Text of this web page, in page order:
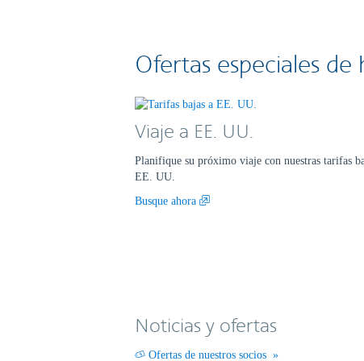
Ofertas especiales de
Viaje a EE. UU.
Planifique su próximo viaje con nuestras tarifas
EE. UU.
Busque ahora
Noticias y ofertas
Ofertas de nuestros socios